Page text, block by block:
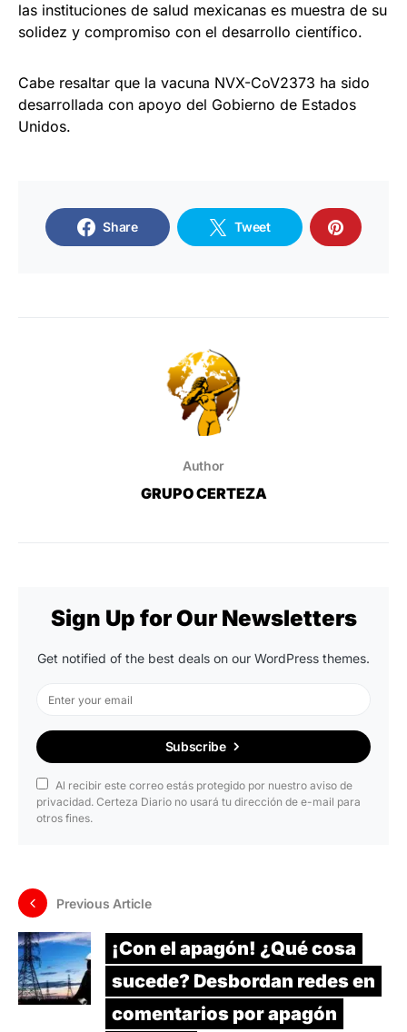
las instituciones de salud mexicanas es muestra de su
solidez y compromiso con el desarrollo científico.
Cabe resaltar que la vacuna NVX-CoV2373 ha sido
desarrollada con apoyo del Gobierno de Estados
Unidos.
Share Tweet
Author
GRUPO CERTEZA
Sign Up for Our Newsletters
Get notified of the best deals on our WordPress themes.
Subscribe
Al recibir este correo estás protegido por nuestro aviso de
privacidad. Certeza Diario no usará tu dirección de e-mail para
otros fines.
Previous Article
¡Con el apagón! ¿Qué cosa
sucede? Desbordan redes en
comentarios por apagón